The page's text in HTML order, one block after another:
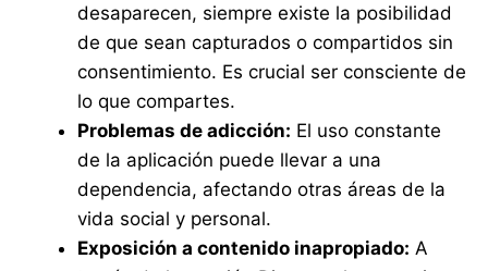
desaparecen, siempre existe la posibilidad
de que sean capturados o compartidos sin
consentimiento. Es crucial ser consciente de
lo que compartes.
Problemas de adicción: El uso constante
de la aplicación puede llevar a una
dependencia, afectando otras áreas de la
vida social y personal.
Exposición a contenido inapropiado: A